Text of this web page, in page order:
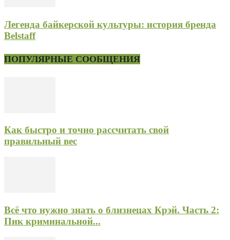
Легенда байкерской культуры: история бренда
Belstaff
ПОПУЛЯРНЫЕ СООБЩЕНИЯ
Как быстро и точно рассчитать свой
правильный вес
Всё что нужно знать о близнецах Крэй. Часть 2:
Пик криминальной...